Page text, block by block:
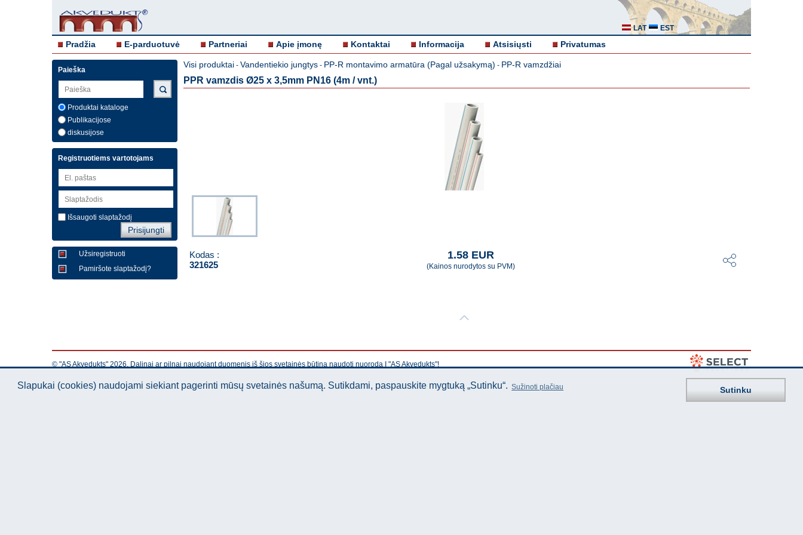
LAT EST
Pradžia E-parduotuvė Partneriai Apie įmonę Kontaktai Informacija Atsisiųsti Privatumas
Paieška
Produktai kataloge
Publikacijose
diskusijose
Registruotiems vartotojams
Išsaugoti slaptažodį
Užsiregistruoti
Pamiršote slaptažodį?
Visi produktai - Vandentiekio jungtys - PP-R montavimo armatūra (Pagal užsakymą) - PP-R vamzdžiai
PPR vamzdis Ø25 x 3,5mm PN16 (4m / vnt.)
Kodas :
321625
1.58 EUR
(Kainos nurodytos su PVM)
© "AS Akvedukts" 2026. Dalinai ar pilnai naudojant duomenis iš šios svetainės būtina naudoti nuorodą Į "AS Akvedukts"!
Slapukai (cookies) naudojami siekiant pagerinti mūsų svetainės našumą. Sutikdami, paspauskite mygtuką „Sutinku“. Sužinoti plačiau Sutinku